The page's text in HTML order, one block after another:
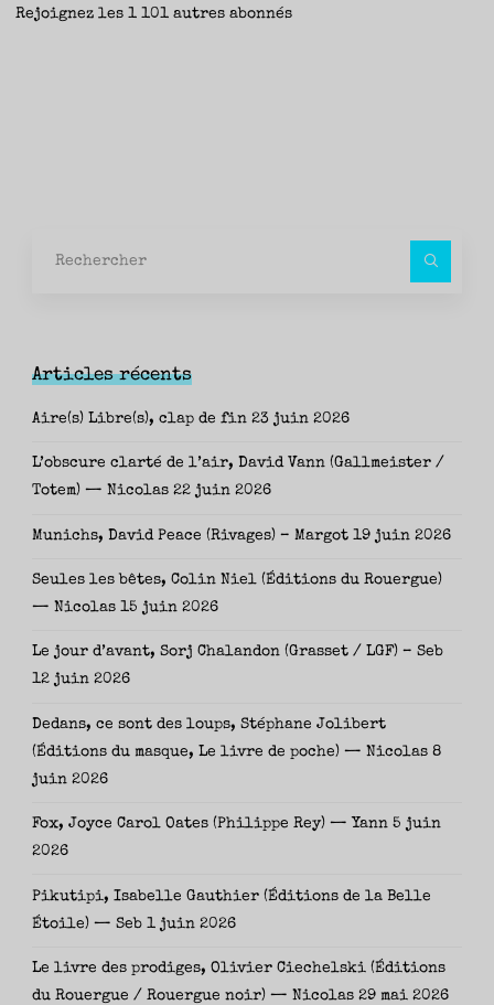
Rejoignez les 1 101 autres abonnés
Articles récents
Aire(s) Libre(s), clap de fin 23 juin 2026
L’obscure clarté de l’air, David Vann (Gallmeister /
Totem) — Nicolas 22 juin 2026
Munichs, David Peace (Rivages) – Margot 19 juin 2026
Seules les bêtes, Colin Niel (Éditions du Rouergue)
— Nicolas 15 juin 2026
Le jour d’avant, Sorj Chalandon (Grasset / LGF) – Seb
12 juin 2026
Dedans, ce sont des loups, Stéphane Jolibert
(Éditions du masque, Le livre de poche) — Nicolas 8
juin 2026
Fox, Joyce Carol Oates (Philippe Rey) — Yann 5 juin
2026
Pikutipi, Isabelle Gauthier (Éditions de la Belle
Étoile) — Seb 1 juin 2026
Le livre des prodiges, Olivier Ciechelski (Éditions
du Rouergue / Rouergue noir) — Nicolas 29 mai 2026